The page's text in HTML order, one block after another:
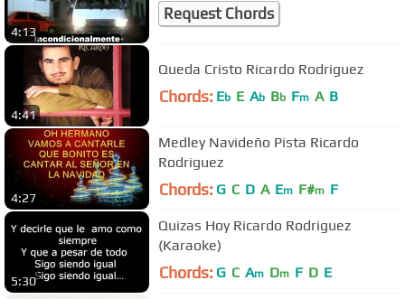
4:13
Request Chords
4:41
Queda Cristo Ricardo Rodriguez
Chords: Eb E Ab Bb Fm A B
4:27
Medley Navideño Pista Ricardo
Rodriguez
Chords: G C D A Em F#m F
5:30
Quizas Hoy Ricardo Rodriguez
(Karaoke)
Chords: G C Am Dm F D E